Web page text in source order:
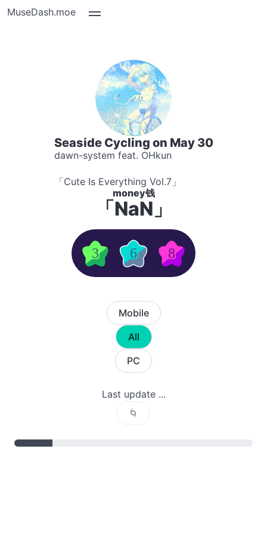
MuseDash.moe
Seaside Cycling on May 30
dawn-system feat. OHkun
「Cute Is Everything Vol.7」
money钱
「NaN」
3 6 8
Mobile
All
PC
Last update ...
🌀